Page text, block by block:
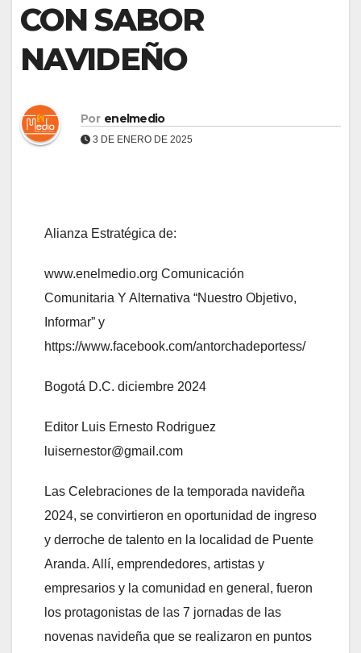
CON SABOR
NAVIDEÑO
Por enelmedio
3 DE ENERO DE 2025
Alianza Estratégica de:
www.enelmedio.org Comunicación
Comunitaria Y Alternativa “Nuestro Objetivo,
Informar” y
https://www.facebook.com/antorchadeportess/
Bogotá D.C. diciembre 2024
Editor Luis Ernesto Rodriguez
luisernestor@gmail.com
Las Celebraciones de la temporada navideña
2024, se convirtieron en oportunidad de ingreso
y derroche de talento en la localidad de Puente
Aranda. Allí, emprendedores, artistas y
empresarios y la comunidad en general, fueron
los protagonistas de las 7 jornadas de las
novenas navideña que se realizaron en puntos